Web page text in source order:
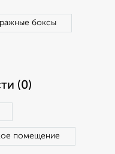
боксы
(0)
помещение